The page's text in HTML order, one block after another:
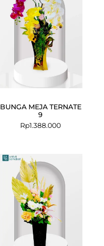
BUNGA MEJA TERNATE
9
Rp1.388.000